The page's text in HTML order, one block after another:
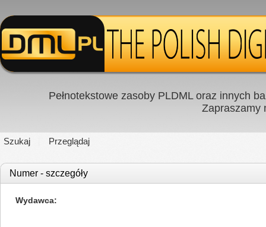
Pełnotekstowe zasoby PLDML oraz innych
Zapraszamy
Szukaj Przeglądaj
Numer - szczegóły
Wydawca